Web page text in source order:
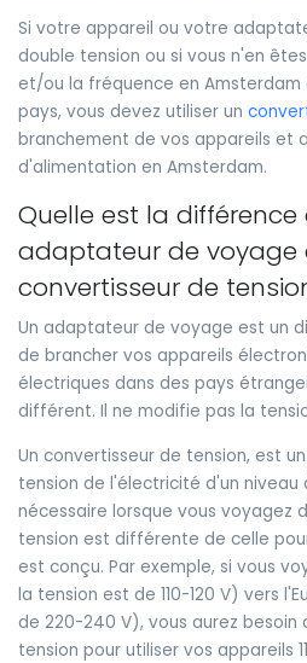
Si votre appareil ou votre
double tension ou si vous n'en
et/ou la fréquence en
pays, vous devez utiliser un
branchement de vos appareils et
d'alimentation en Amsterdam.
Quelle est la différence
adaptateur de voyage
convertisseur de
Un adaptateur de voyage est un
de brancher vos appareils
électriques dans des pays
différent. Il ne modifie pas la
Un convertisseur de tension, est
tension de l'électricité d'un niveau
nécessaire lorsque vous voyagez
tension est différente de celle
est conçu. Par exemple, si vous
la tension est de 110-120 V) vers
de 220-240 V), vous aurez besoin
tension pour utiliser vos appareils